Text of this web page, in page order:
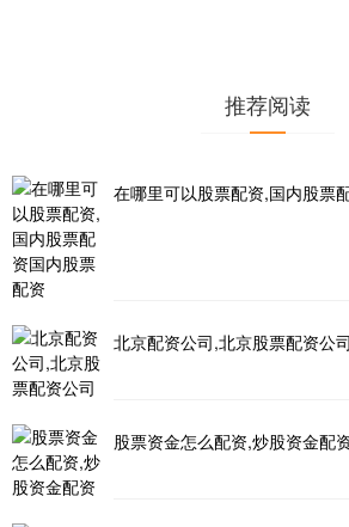
推荐阅读
在哪里可以股票配资,国内股票
北京配资公司,北京股票配资公司
股票资金怎么配资,炒股资金配